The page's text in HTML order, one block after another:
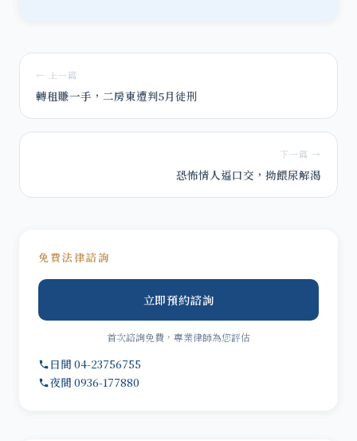
← 上一篇
轉租賺一手，二房東遭判5月徒刑
下一篇 →
恐怖情人逼口交，拗餵尿解渴
免費法律諮詢
立即預約諮詢
首次諮詢免費，專業律師為您評估
日間 04-23756755
夜間 0936-177880